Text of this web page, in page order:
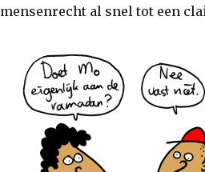
mensenrecht al snel tot een